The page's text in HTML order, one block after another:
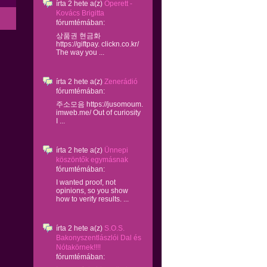
írta 2 hete a(z) Operett -
Kovács Brigitta
fórumtémában:
상품권 현금화
https://giftpay. clickn.co.kr/
The way you ...
írta 2 hete a(z) Zenerádió
fórumtémában:
주소모음 https://jusomoum.
imweb.me/ Out of curiosity
I ...
írta 2 hete a(z) Ünnepi
köszöntők egymásnak
fórumtémában:
I wanted proof, not
opinions, so you show
how to verify results. ...
írta 2 hete a(z) S.O.S.
Bakonyszentlászlói Dal és
Nótakörnek!!!!
fórumtémában: